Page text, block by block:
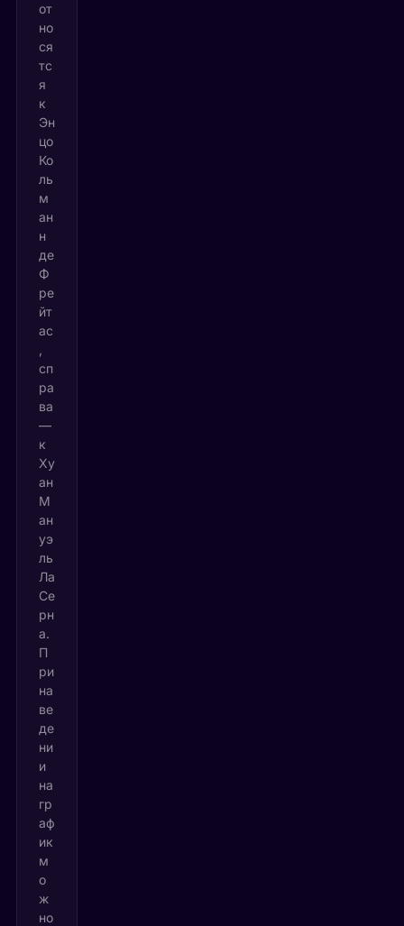
от
но
ся
тс
я
к
Эн
цо
Ко
ль
м
ан
н
де
Ф
ре
йт
ас
сп
ра
ва
—
к
Ху
ан
М
ан
уэ
ль
Ла
Се
рн
а.
П
ри
на
ве
де
ни
и
на
гр
аф
ик
м
о
ж
но